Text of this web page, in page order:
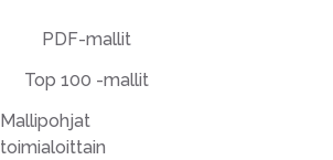
PDF-mallit
Top 100 -mallit
Mallipohjat
toimialoittain